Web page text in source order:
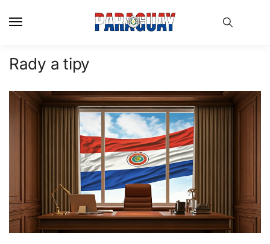
Rady a tipy